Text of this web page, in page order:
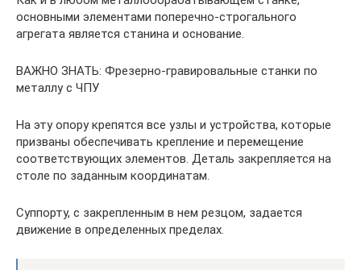
основными элементами поперечно-строгального
агрегата является станина и основание.
ВАЖНО ЗНАТЬ: Фрезерно-гравировальные станки по
металлу с ЧПУ
На эту опору крепятся все узлы и устройства, которые
призваны обеспечивать крепление и перемещение
соответствующих элементов. Деталь закрепляется на
столе по заданным координатам.
Суппорту, с закрепленным в нем резцом, задается
движение в определенных пределах.